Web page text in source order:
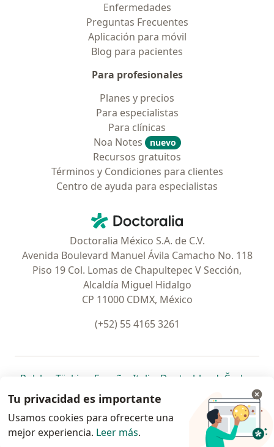
Enfermedades
Preguntas Frecuentes
Aplicación para móvil
Blog para pacientes
Para profesionales
Planes y precios
Para especialistas
Para clínicas
Noa Notes
nuevo
Recursos gratuitos
Términos y Condiciones para clientes
Centro de ayuda para especialistas
Doctoralia - Página de inicio
Doctoralia México S.A. de C.V.
Avenida Boulevard Manuel Ávila Camacho No. 118
Piso 19 Col. Lomas de Chapultepec V Sección,
Alcaldía Miguel Hidalgo
CP 11000 CDMX, México
(+52) 55 4165 3261
Polska se abre en una nueva pestaña
Türkiye se abre en una nueva pestaña
España se abre en una nueva pestaña
Italia se abre en una nueva
Deutschlandse abre en
Česko
Portugal
se abre en una nueva pestaña
México se abre en una nueva pestaña
Chile se abre en una nueva pestaña
Brasil se abre en una nueva
se abre en
se
se abre en una nueva
www.doctoralia.com.mx © 2026 - Encuentra tu
Tu privacidad es importante
Usamos cookies para ofrecerte una
mejor experiencia. Leer más.